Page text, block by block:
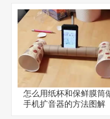
怎么用纸杯和保鲜膜筒
手机扩音器的方法图解